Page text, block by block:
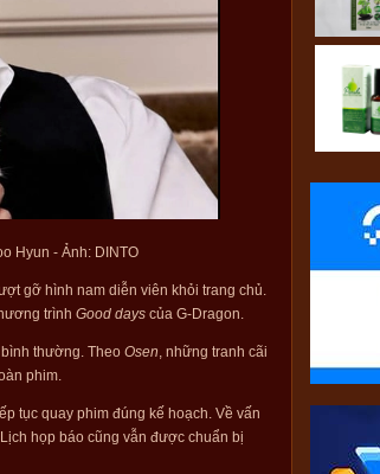
Hyun - Ảnh: DINTO
gỡ hình nam diễn viên khỏi trang chủ.
trình Good days của G-Dragon.
thường. Theo Osen, những tranh cãi
phim.
tục quay phim đúng kế hoạch. Về vấn
họp báo cũng vẫn được chuẩn bị